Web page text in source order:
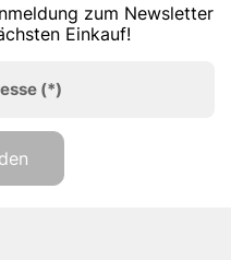
zum Newsletter
Einkauf!
(*)